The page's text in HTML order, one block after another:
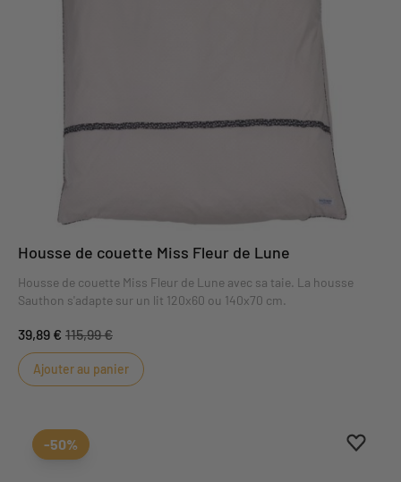
Housse de couette Miss Fleur de Lune
Housse de couette Miss Fleur de Lune avec sa taie. La housse
Sauthon s'adapte sur un lit 120x60 ou 140x70 cm.
39,89 € 115,99 €
Ajouter au panier
-50%